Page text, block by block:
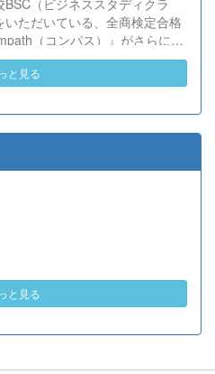
す。 教養科生、どんどん外へ
と行動力を磨き、世界を笑顔に
いく皆さんを応援していま
ただいている、全商検定合格
（コンパス）』がさらにバ
た。 今回もユーザーの皆様か
意見をもとに、BSC部員のプ
回のアップデートでは、ビジ
書・情報処理・商業経済・財
ーションなど各ジャンルに及
大幅増加をはじめ、英語翻訳
ど視認性の改善、SEO対策
ト動作の快適化を実施しまし
より学びやすいサイトへと進
』をご活用ください。 全商検定
（コンパス）」 ■ 生徒
と見る
と見る